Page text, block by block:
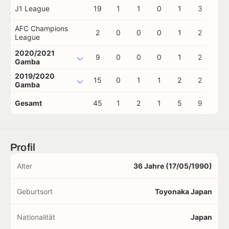
J1 League 19 1 1 0 1 3
AFC Champions
League
2 0 0 0 1 2
2020/2021
Gamba
9 0 0 0 1 2
2019/2020
Gamba
15 0 1 1 2 2
Gesamt 45 1 2 1 5 9
Profil
Alter 36 Jahre (17/05/1990)
Geburtsort Toyonaka Japan
Nationalität Japan